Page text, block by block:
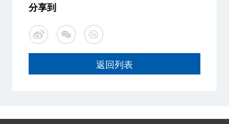
分享到
返回列表